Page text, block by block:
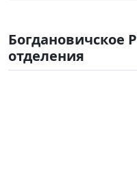
Богдановичское
отделения